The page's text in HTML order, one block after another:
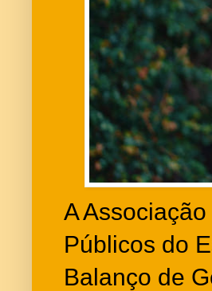
A
Públicos do
Balanço de